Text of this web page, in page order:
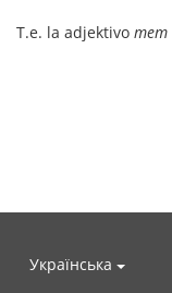
T.e. la adjektivo mem
Українська